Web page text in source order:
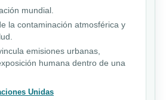
mundial.
la contaminación atmosférica y
emisiones urbanas,
humana dentro de una
Unidas